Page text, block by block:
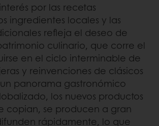
por las recetas
ingredientes locales y las
refleja el deseo de
culinario, que corre el
en el ciclo interminable de
y reinvenciones de clásicos
panorama gastronómico
los nuevos productos
copian, se producen a gran
rápidamente, lo que